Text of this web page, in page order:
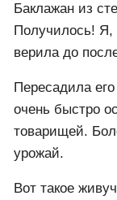
Баклажан из
Получилось! Я,
верила до
Пересадила
очень быстро
товарищей.
урожай.
Вот такое